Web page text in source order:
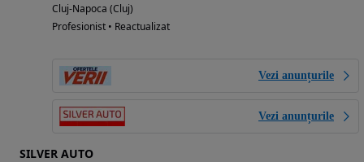
Cluj-Napoca (Cluj)
Profesionist • Reactualizat
Vezi anunțurile
Vezi anunțurile
SILVER AUTO